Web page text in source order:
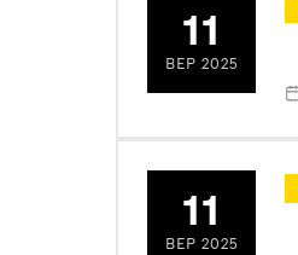
11
ВЕР 2025
11
ВЕР 2025